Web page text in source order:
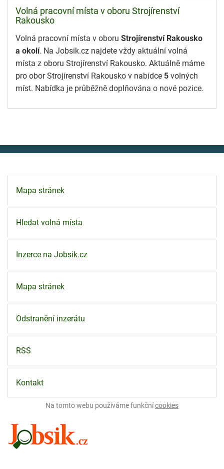
Volná pracovní místa v oboru Strojírenství
Rakousko
Volná pracovní místa v oboru Strojírenství Rakousko
a okolí. Na Jobsik.cz najdete vždy aktuální volná
místa z oboru Strojírenství Rakousko. Aktuálně máme
pro obor Strojírenství Rakousko v nabídce 5 volných
míst. Nabídka je průběžně doplňována o nové pozice.
Mapa stránek
Hledat volná místa
Inzerce na Jobsik.cz
Mapa stránek
Odstranění inzerátu
RSS
Kontakt
Na tomto webu používáme funkčnícookies